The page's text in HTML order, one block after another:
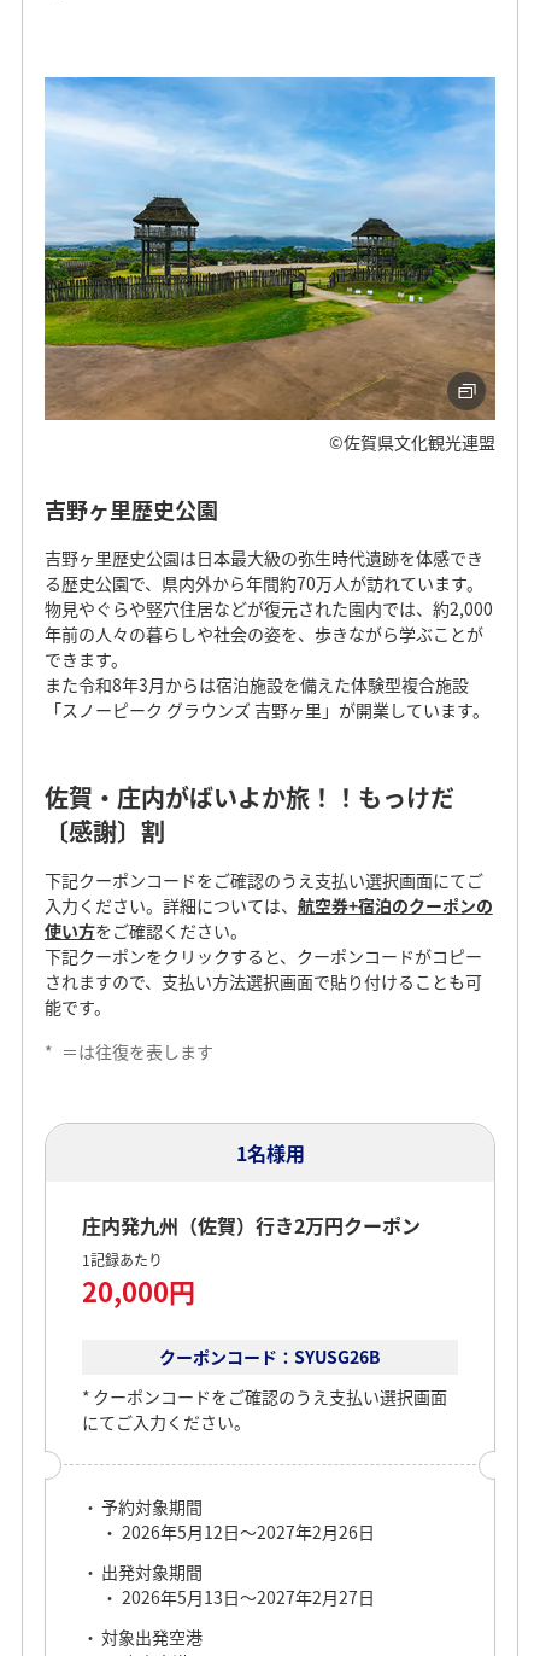
©佐賀県文化観光連盟
吉野ヶ里歴史公園
吉野ヶ里歴史公園は日本最大級の弥生時代遺跡を体感でき
る歴史公園で、県内外から年間約70万人が訪れています。
物見やぐらや竪穴住居などが復元された園内では、約2,000
年前の人々の暮らしや社会の姿を、歩きながら学ぶことが
できます。
また令和8年3月からは宿泊施設を備えた体験型複合施設
「スノーピーク グラウンズ 吉野ヶ里」が開業しています。
佐賀・庄内がばいよか旅！！もっけだ
〔感謝〕割
下記クーポンコードをご確認のうえ支払い選択画面にてご
入力ください。詳細については、 航空券+宿泊のクーポンの
使い方をご確認ください。
下記クーポンをクリックすると、クーポンコードがコピー
されますので、支払い方法選択画面で貼り付けることも可
能です。
* ＝は往復を表します
1名様用
庄内発九州（佐賀）行き2万円クーポン
1記録あたり
20,000円
クーポンコード：SYUSG26B
クーポンコードをご確認のうえ支払い選択画面
にてご入力ください。
予約対象期間
2026年5月12日～2027年2月26日
出発対象期間
2026年5月13日～2027年2月27日
対象出発空港